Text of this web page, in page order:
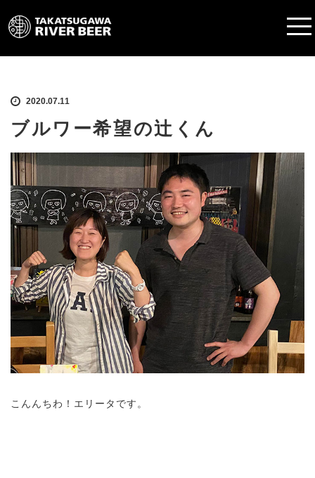
2020.07.11
ブルワー希望の辻くん
こんんちわ！エリータです。